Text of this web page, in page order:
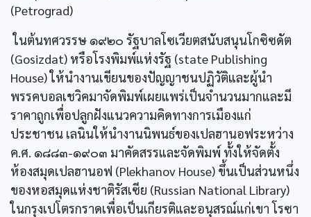
(Petrograd)
ในต้นทศวรรษ ๑๙๒๐ รัฐบาลโซเวียตสนับสนุนโกซิซดัต
(Gosizdat) หรือโรงพิมพ์แห่งรัฐ (state Publishing
House) ให้นำงานเขียนของปัญญาชนปฏิวัติและผู้นำ
พรรคบอลเชวิคมาจัดพิมพ์เผยแพร่เป็นจำนวนมากและมี
ราคาถูกเพื่อปลูกฝังแนวความคิดทางการเมืองแก่
ประชาชน เลนินให้นำงานนิพนธ์ของเปลฮานอฟระหว่าง
ค.ศ. ๑๘๘๓-๑๙๐๓ มาคัดสรรและจัดพิมพ์ ทั้งให้จัดตั้ง
ห้องสมุดเปลฮานอฟ (Plekhanov House) ขึ้นเป็นส่วนหนึ่ง
ของหอสมุดแห่งชาติรัสเซีย (Russian National Library)
ในกรุงเปโตรกราดเพื่อเป็นเกียรติและอนุสรณ์แก่เขา โรซา